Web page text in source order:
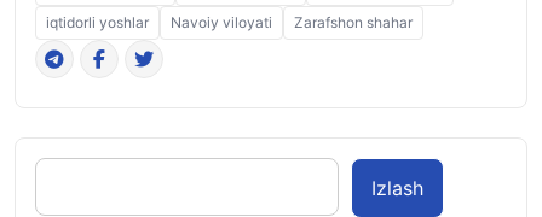
iqtidorli yoshlar
Navoiy viloyati Zarafshon shahar
Izlash